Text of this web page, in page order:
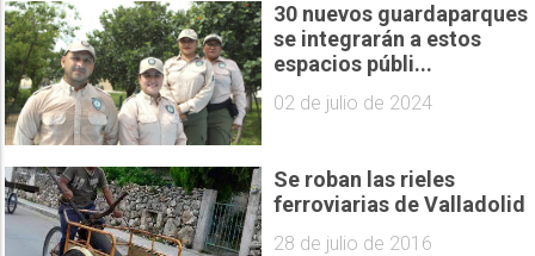
30 nuevos guardaparques
se integrarán a estos
espacios públi...
02 de julio de 2024
Se roban las rieles
ferroviarias de Valladolid
28 de julio de 2016